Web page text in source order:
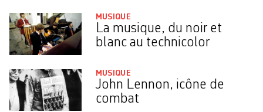
MUSIQUE
La musique, du noir et
blanc au technicolor
MUSIQUE
John Lennon, icône de
combat